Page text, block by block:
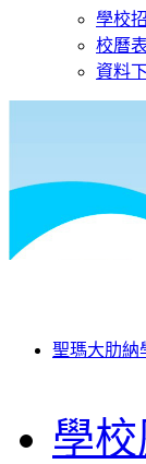
學校
校曆表
資料
聖瑪大肋納
學